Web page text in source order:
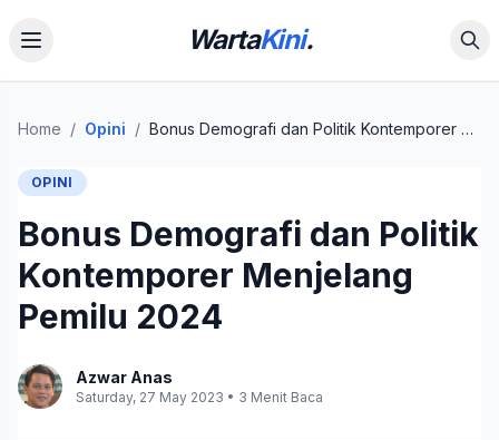
WartaKini.
Home / Opini / Bonus Demografi dan Politik Kontemporer Menjelang Pemilu 2024
OPINI
Bonus Demografi dan Politik
Kontemporer Menjelang
Pemilu 2024
Azwar Anas
Saturday, 27 May 2023 • 3 Menit Baca